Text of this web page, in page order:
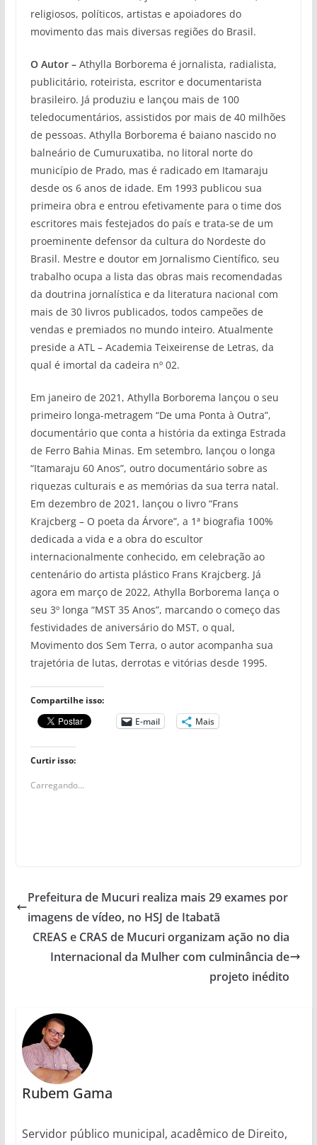
religiosos, políticos, artistas e apoiadores do
movimento das mais diversas regiões do Brasil.
O Autor –Athylla Borborema é jornalista, radialista,
publicitário, roteirista, escritor e documentarista
brasileiro. Já produziu e lançou mais de 100
teledocumentários, assistidos por mais de 40 milhões
de pessoas. Athylla Borborema é baiano nascido no
balneário de Cumuruxatiba, no litoral norte do
município de Prado, mas é radicado em Itamaraju
desde os 6 anos de idade. Em 1993 publicou sua
primeira obra e entrou efetivamente para o time dos
escritores mais festejados do país e trata-se de um
proeminente defensor da cultura do Nordeste do
Brasil. Mestre e doutor em Jornalismo Científico, seu
trabalho ocupa a lista das obras mais recomendadas
da doutrina jornalística e da literatura nacional com
mais de 30 livros publicados, todos campeões de
vendas e premiados no mundo inteiro. Atualmente
preside a ATL – Academia Teixeirense de Letras, da
qual é imortal da cadeira nº 02.
Em janeiro de 2021, Athylla Borborema lançou o seu
primeiro longa-metragem “De uma Ponta à Outra”,
documentário que conta a história da extinga Estrada
de Ferro Bahia Minas. Em setembro, lançou o longa
“Itamaraju 60 Anos”, outro documentário sobre as
riquezas culturais e as memórias da sua terra natal.
Em dezembro de 2021, lançou o livro “Frans
Krajcberg – O poeta da Árvore”, a 1ª biografia 100%
dedicada a vida e a obra do escultor
internacionalmente conhecido, em celebração ao
centenário do artista plástico Frans Krajcberg. Já
agora em março de 2022, Athylla Borborema lança o
seu 3º longa “MST 35 Anos”, marcando o começo das
festividades de aniversário do MST, o qual,
Movimento dos Sem Terra, o autor acompanha sua
trajetória de lutas, derrotas e vitórias desde 1995.
Compartilhe isso:
E-mail
Mais
Curtir isso:
Carregando...
Prefeitura de Mucuri realiza mais 29 exames por
imagens de vídeo, no HSJ de Itabatã
CREAS e CRAS de Mucuri organizam ação no dia
Internacional da Mulher com culminância de
projeto inédito
Rubem Gama
Servidor público municipal, acadêmico de Direito,